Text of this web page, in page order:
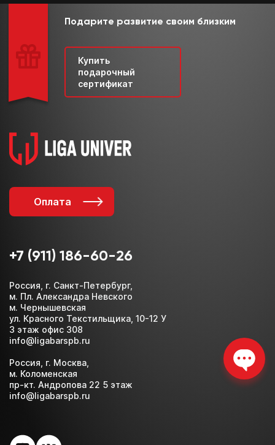
Оплата
+7 (911) 186-60-26
Россия, г. Санкт-Петербург,
м. Пл. Александра Невского
м. Чернышевская
ул. Красного Текстильщика, 10-12 У
3 этаж офис 308
info@ligabarspb.ru
Россия, г. Москва,
м. Коломенская
пр-кт. Андропова 22 5 этаж
info@ligabarspb.ru
Подарите развитие своим близким
Купить
подарочный
сертификат